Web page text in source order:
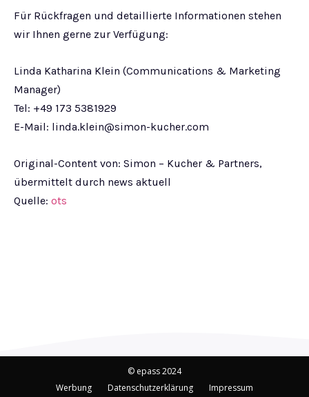
Für Rückfragen und detaillierte Informationen stehen
wir Ihnen gerne zur Verfügung:
Linda Katharina Klein (Communications & Marketing
Manager)
Tel: +49 173 5381929
E-Mail: linda.klein@simon-kucher.com
Original-Content von: Simon – Kucher & Partners,
übermittelt durch news aktuell
Quelle: ots
© epass 2024
Werbung
Datenschutzerklärung Impressum